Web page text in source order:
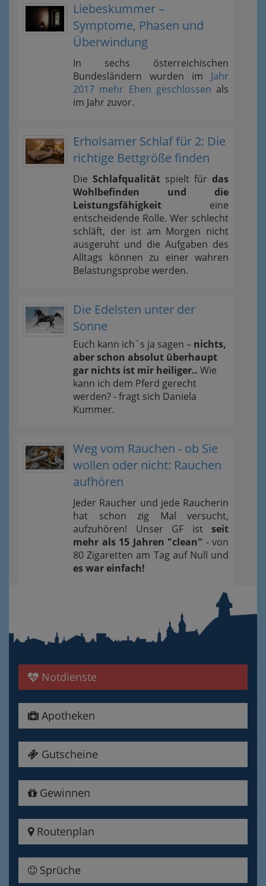
Liebeskummer –
Symptome, Phasen und
Überwindung
In sechs österreichischen
Bundesländern wurden im Jahr
2017 mehr Ehen geschlossen als
im Jahr zuvor.
Erholsamer Schlaf für 2: Die
richtige Bettgröße finden
Die Schlafqualität spielt für das
Wohlbefinden und die
Leistungsfähigkeit eine
entscheidende Rolle. Wer schlecht
schläft, der ist am Morgen nicht
ausgeruht und die Aufgaben des
Alltags können zu einer wahren
Belastungsprobe werden.
Die Edelsten unter der
Sonne
Euch kann ich´s ja sagen – nichts,
aber schon absolut überhaupt
gar nichts ist mir heiliger.. Wie
kann ich dem Pferd gerecht
werden? - fragt sich Daniela
Kummer.
Weg vom Rauchen - ob Sie
wollen oder nicht: Rauchen
aufhören
Jeder Raucher und jede Raucherin
hat schon zig Mal versucht,
aufzuhören! Unser GF ist seit
mehr als 15 Jahren "clean" - von
80 Zigaretten am Tag auf Null und
es war einfach!
Notdienste
Apotheken
Gutscheine
Gewinnen
Routenplan
Sprüche